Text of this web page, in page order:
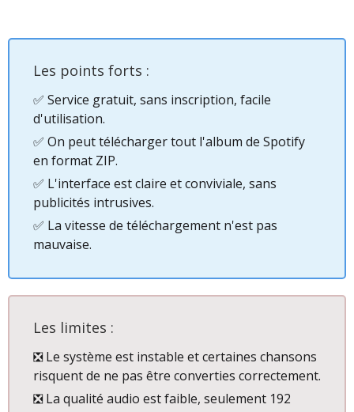
Les points forts :
✅ Service gratuit, sans inscription, facile
d'utilisation.
✅ On peut télécharger tout l'album de Spotify
en format ZIP.
✅ L'interface est claire et conviviale, sans
publicités intrusives.
✅ La vitesse de téléchargement n'est pas
mauvaise.
Les limites :
❎ Le système est instable et certaines chansons
risquent de ne pas être converties correctement.
❎ La qualité audio est faible, seulement 192